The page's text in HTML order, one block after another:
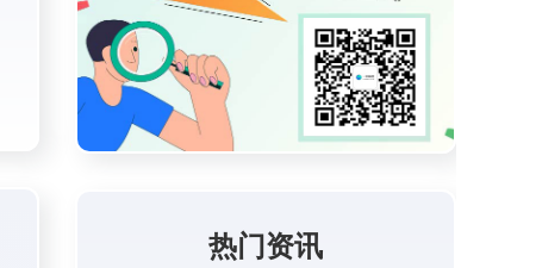
热门资讯